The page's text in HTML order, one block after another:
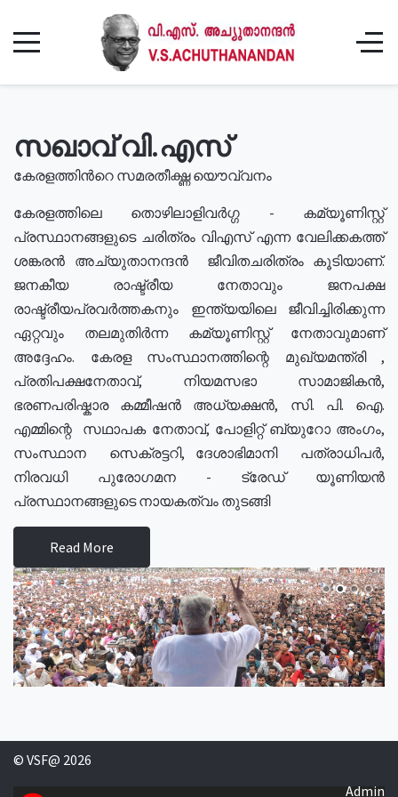
സഖാവ് വി.എസ്
കേരളത്തിൻറെ സമരതീക്ഷ്ണ യൌവ്വനം
കേരളത്തിലെ തൊഴിലാളിവർഗ്ഗ - കമ്യൂണിസ്റ്റ്
പ്രസ്ഥാനങ്ങളുടെ ചരിത്രം വിഎസ് എന്ന വേലിക്കകത്ത്
ശങ്കരൻ അച്യുതാനന്ദൻ ജീവിതചരിത്രം കൂടിയാണ്.
ജനകീയ രാഷ്ട്രീയ നേതാവും ജനപക്ഷ
രാഷ്ട്രീയപ്രവർത്തകനും ഇന്ത്യയിലെ ജീവിച്ചിരിക്കുന്ന
ഏറ്റവും തലമുതിർന്ന കമ്യൂണിസ്റ്റ് നേതാവുമാണ്
അദ്ദേഹം. കേരള സംസ്ഥാനത്തിന്റെ മുഖ്യമന്ത്രി ,
പ്രതിപക്ഷനേതാവ്, നിയമസഭാ സാമാജികൻ,
ഭരണപരിഷ്കാര കമ്മീഷൻ അധ്യക്ഷൻ, സി. പി. ഐ.
എമ്മിന്റെ സഥാപക നേതാവ്, പോളിറ്റ് ബ്യുറോ അംഗം,
സംസ്ഥാന സെക്രട്ടറി, ദേശാഭിമാനി പത്രാധിപർ,
നിരവധി പുരോഗമന - ട്രേഡ് യൂണിയൻ
പ്രസ്ഥാനങ്ങളുടെ നായകത്വം തുടങ്ങി
Read More
© VSF@ 2026
Admin